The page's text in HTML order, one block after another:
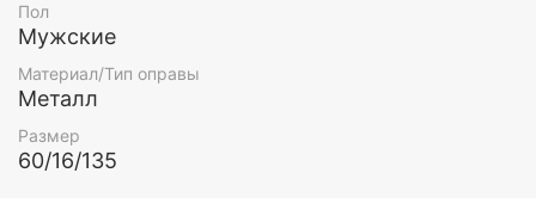
Пол
Мужские
Материал/Тип оправы
Металл
Размер
60/16/135